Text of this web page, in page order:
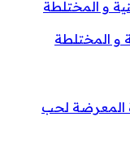
و المختلطة